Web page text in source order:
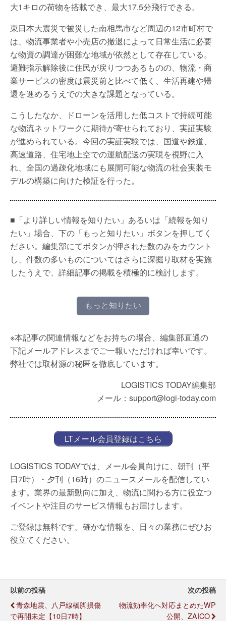
大1キロの荷物を搭載でき、最大17.5分飛行できる。
東日本大震災で被災した南相馬市など周辺の12市町村で
は、物流事業者や小売店の撤退によって日常生活に必要
な物資の調達が困難な地域が依然として存在している。
避難指示解除後に住民が戻りつつあるものの、物流・商
業サービスの密度は震災前と比べて低く、生活再建や帰
還を進めるうえでの大きな課題となっている。
こうしたなか、ドローンを活用した低コストで持続可能
な物流ネットワークに期待が寄せられており、実証実験
が進められている。今回の実証実験では、国道や鉄道、
高速道路、住宅地上空での運航配送の実現を視野に入
れ、全国の過疎化地域にも展開可能な物流の社会実装モ
デルの構築に向けた検証を行った。
■「より詳しい情報を知りたい」あるいは「続報を知り
たい」場合、下の「もっと知りたい」ボタンを押してく
ださい。編集部にてボタンが押された数のみをカウント
し、件数の多いものについてはさらに深掘り取材を実施
したうえで、詳細記事の掲載を積極的に検討します。
もっと知りたい
※本記事の関連情報などをお持ちの場合、編集部直通の
下記メールアドレスまでご一報いただければ幸いです。
弊社では取材源の秘匿を徹底しています。
LOGISTICS TODAY編集部
メール：support@logi-today.com
LTメール会員登録はこちら
LOGISTICS TODAYでは、メール会員向けに、朝刊（平
日7時）・夕刊（16時）のニュースメールを配信してい
ます。業界の最新動向に加え、物流に関わる方に役立つ
イベントや注目のサービス情報もお届けします。
ご登録は無料です。確かな情報を、日々の業務にぜひお
役立てください。
以前の投稿
青森地震、八戸線橋脚損傷
で再開未定【10日7時】
次の投稿
物流効率化へ対応まとめたWP
公開、ZAICO